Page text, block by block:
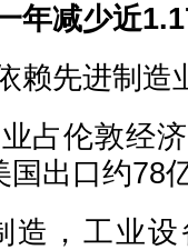
年减少近
赖先进制造
占伦敦经
出口约78
造，工业